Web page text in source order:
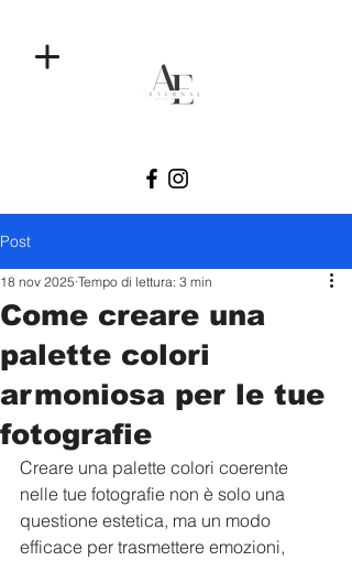
Post
Come creare una
palette colori
armoniosa per le tue
fotografie
18 nov 2025 Tempo di lettura: 3 min
Creare una palette colori coerente
nelle tue fotografie non è solo una
questione estetica, ma un modo
efficace per trasmettere emozioni,